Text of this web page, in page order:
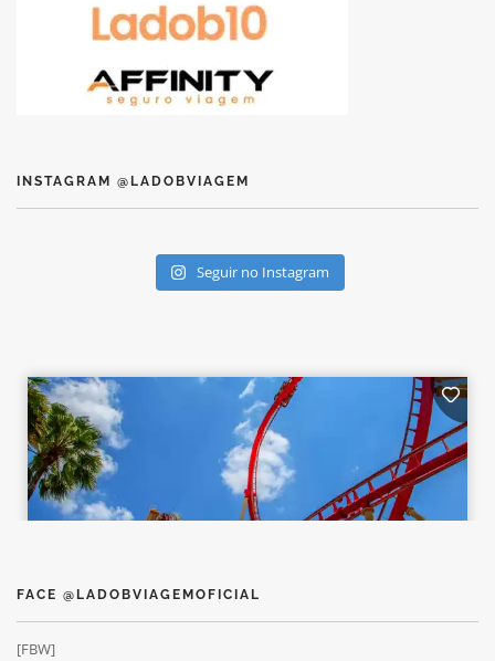
INSTAGRAM @LADOBVIAGEM
Seguir no Instagram
FACE @LADOBVIAGEMOFICIAL
[FBW]